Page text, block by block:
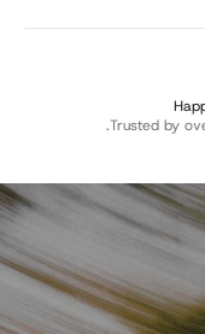
Trusted by
Want